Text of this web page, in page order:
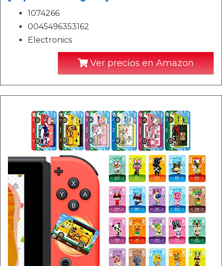
1074266
0045496353162
Electronics
Ver precios en Amazon